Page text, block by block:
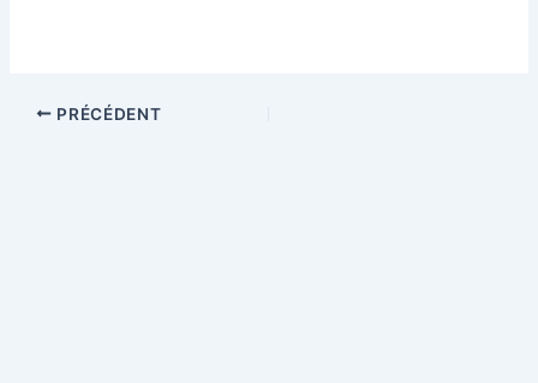
PRÉCÉDENT